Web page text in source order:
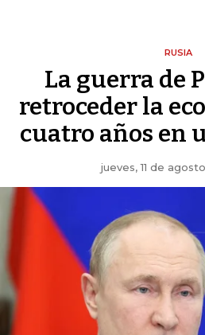
RUSIA
La guerra de
retroceder la
cuatro años en
jueves, 11 de